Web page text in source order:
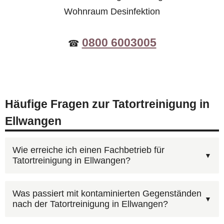
Wohnraum Desinfektion
☎ 0800 6003005
Häufige Fragen zur Tatortreinigung in
Ellwangen
Wie erreiche ich einen Fachbetrieb für
Tatortreinigung in Ellwangen?
Kontaktieren Sie AST Deutschland unter
0800 6003005— kostenfrei und rund um die Uhr.
Was passiert mit kontaminierten Gegenständen
nach der Tatortreinigung in Ellwangen?